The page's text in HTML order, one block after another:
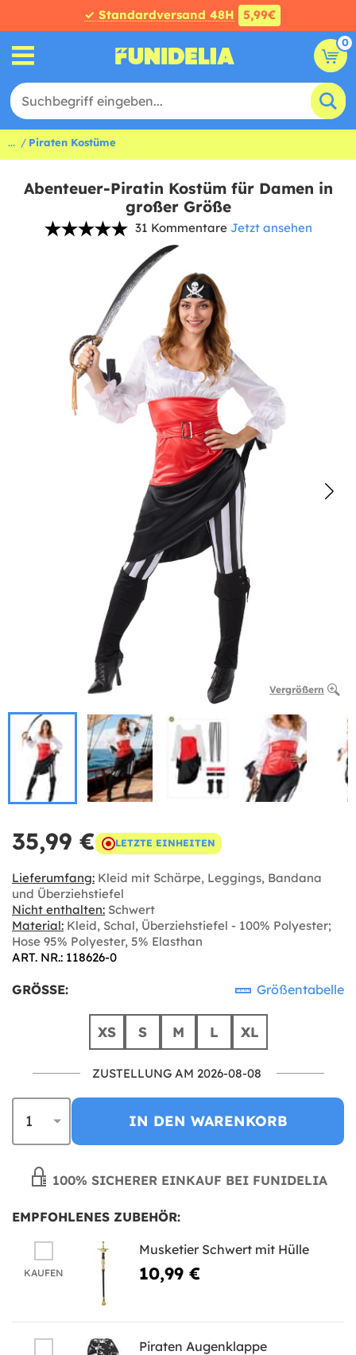
✓ Standardversand 48H 5,99€
0
... Piraten Kostüme
Abenteuer-Piratin Kostüm für Damen in
großer Größe
31 Kommentare Jetzt ansehen
Vergrößern
35,99 € LETZTE EINHEITEN
Lieferumfang: Kleid mit Schärpe, Leggings, Bandana
und Überziehstiefel
Nicht enthalten: Schwert
Material: Kleid, Schal, Überziehstiefel - 100% Polyester;
Hose 95% Polyester, 5% Elasthan
ART. NR.: 118626-0
GRÖSSE: Größentabelle
XS S M L XL
ZUSTELLUNG AM 2026-08-08
IN DEN WARENKORB
100% SICHERER EINKAUF BEI FUNIDELIA
EMPFOHLENES ZUBEHÖR:
KAUFEN
Musketier Schwert mit Hülle
10,99 €
Piraten Augenklappe